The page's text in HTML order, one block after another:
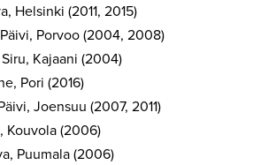
Helsinki (2011, 2015)
Porvoo (2004, 2008)
Kajaani (2004)
Pori (2016)
Joensuu (2007, 2011)
Kouvola (2006)
Puumala (2006)